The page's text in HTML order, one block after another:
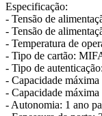
Especificação:
- Tensão de
- Tensão de
- Temperatura de
- Tipo de cartão:
- Tipo de
- Capacidade máxima
- Capacidade
- Autonomia: 1 ano